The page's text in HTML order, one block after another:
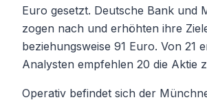
Euro gesetzt. Deutsche Bank und
zogen nach und erhöhten ihre
beziehungsweise 91 Euro. Von 21
Analysten empfehlen 20 die Aktie
Operativ befindet sich der